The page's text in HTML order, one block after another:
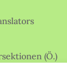
(Ö.)